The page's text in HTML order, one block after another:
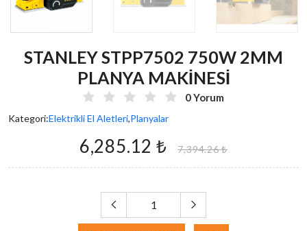
STANLEY STPP7502 750W 2MM
PLANYA MAKİNESİ
0 Yorum
Kategori:Elektrikli El Aletleri,Planyalar
6,285.12 ₺ 7,394.26 ₺